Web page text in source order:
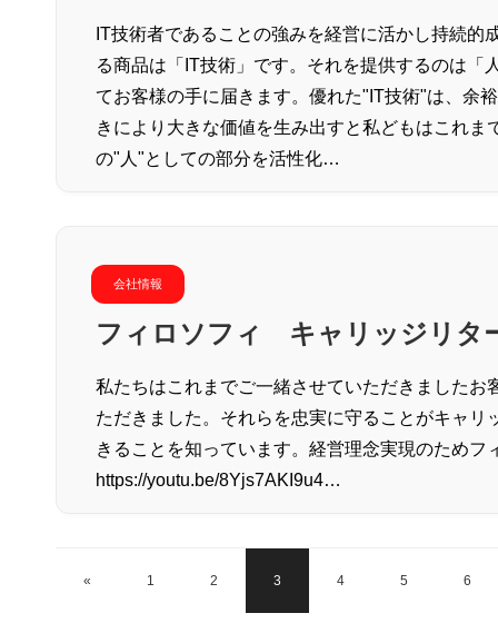
IT技術者であることの強みを経営に活かし持続
る商品は「IT技術」です。それを提供するのは
てお客様の手に届きます。優れた"IT技術"は、余
きにより大きな価値を生み出すと私どもはこれ
の"人"としての部分を活性化…
会社情報
フィロソフィ キャリッジリタ
私たちはこれまでご一緒させていただきました
ただきました。それらを忠実に守ることがキャ
きることを知っています。経営理念実現のため
https://youtu.be/8Yjs7AKI9u4…
« 1 2 3 4 5 6